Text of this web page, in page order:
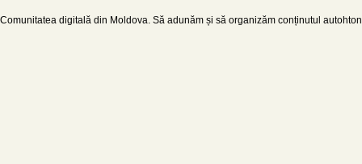
Comunitatea digitală din Moldova. Să adunăm și să organizăm conținutul